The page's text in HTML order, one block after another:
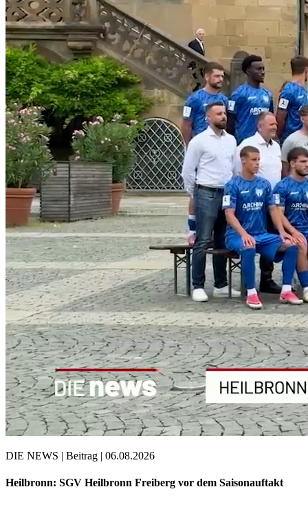
DIE NEWS | Beitrag | 06.08.2026
Heilbronn: SGV Heilbronn Freiberg vor dem Saisonauftakt